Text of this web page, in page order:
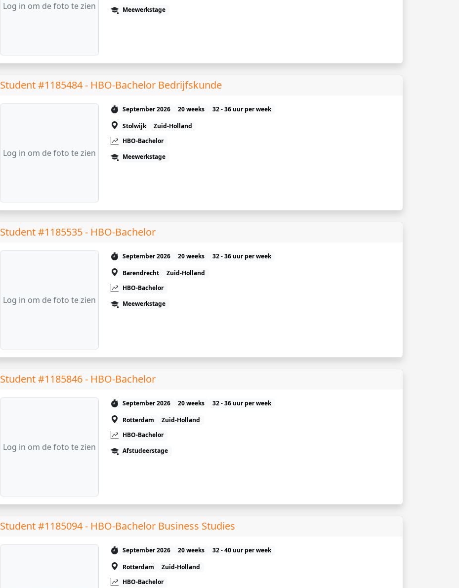
Log in om de foto te zien
Meewerkstage
Student #1185484 - HBO-Bachelor Bedrijfskunde
Log in om de foto te zien
September 2026 20 weeks
32 - 36 uur per week
Stolwijk
Zuid-Holland
HBO-Bachelor
Meewerkstage
Student #1185535 - HBO-Bachelor
Log in om de foto te zien
September 2026 20 weeks
32 - 36 uur per week
Barendrecht
Zuid-Holland
HBO-Bachelor
Meewerkstage
Student #1185846 - HBO-Bachelor
Log in om de foto te zien
September 2026 20 weeks
32 - 36 uur per week
Rotterdam
Zuid-Holland
HBO-Bachelor
Afstudeerstage
Student #1185094 - HBO-Bachelor Business Studies
September 2026 20 weeks
32 - 40 uur per week
Rotterdam
Zuid-Holland
HBO-Bachelor